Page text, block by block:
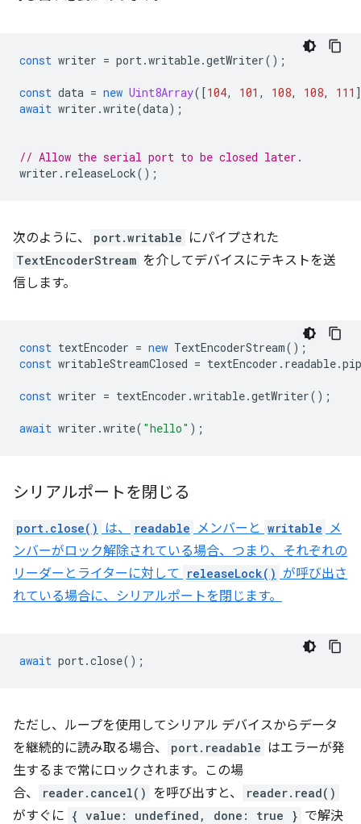
const writer = port.writable.getWriter();
const data = new Uint8Array([104, 101 , 108, 108, 111
await writer .write(data);
// Allow the serial port to be closed later.
writer . releaseLock();
次のように、 port.writable にパイプされた
TextEncoderStream を介してデバイスにテキストを送
信します。
const textEncoder = new TextEncoderStream();
const writableStreamClosed = textEncoder . readable.
const writer = textEncoder .writable.getWriter();
await writer .write( "hello" );
シリアルポートを閉じる
port.close() は、 readable メンバーと writable メ
ンバーがロック解除されている場合、つまり、それぞれの
リーダーとライターに対して
releaseLock() が呼び出さ
れている場合に、シリアルポートを閉じます。
await port.close();
ただし、ループを使用してシリアル デバイスからデータ
を継続的に読み取る場合、
port.readable はエラーが発
生するまで常にロックされます。この場
合、
reader.cancel() を呼び出すと、 reader.read()
がすぐに { value: undefined, done: true } で解決